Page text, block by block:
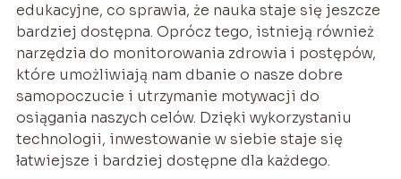
edukacyjne, co sprawia, że nauka staje się jeszcze
bardziej dostępna. Oprócz tego, istnieją również
narzędzia do monitorowania zdrowia i postępów,
które umożliwiają nam dbanie o nasze dobre
samopoczucie i utrzymanie motywacji do
osiągania naszych celów. Dzięki wykorzystaniu
technologii, inwestowanie w siebie staje się
łatwiejsze i bardziej dostępne dla każdego.